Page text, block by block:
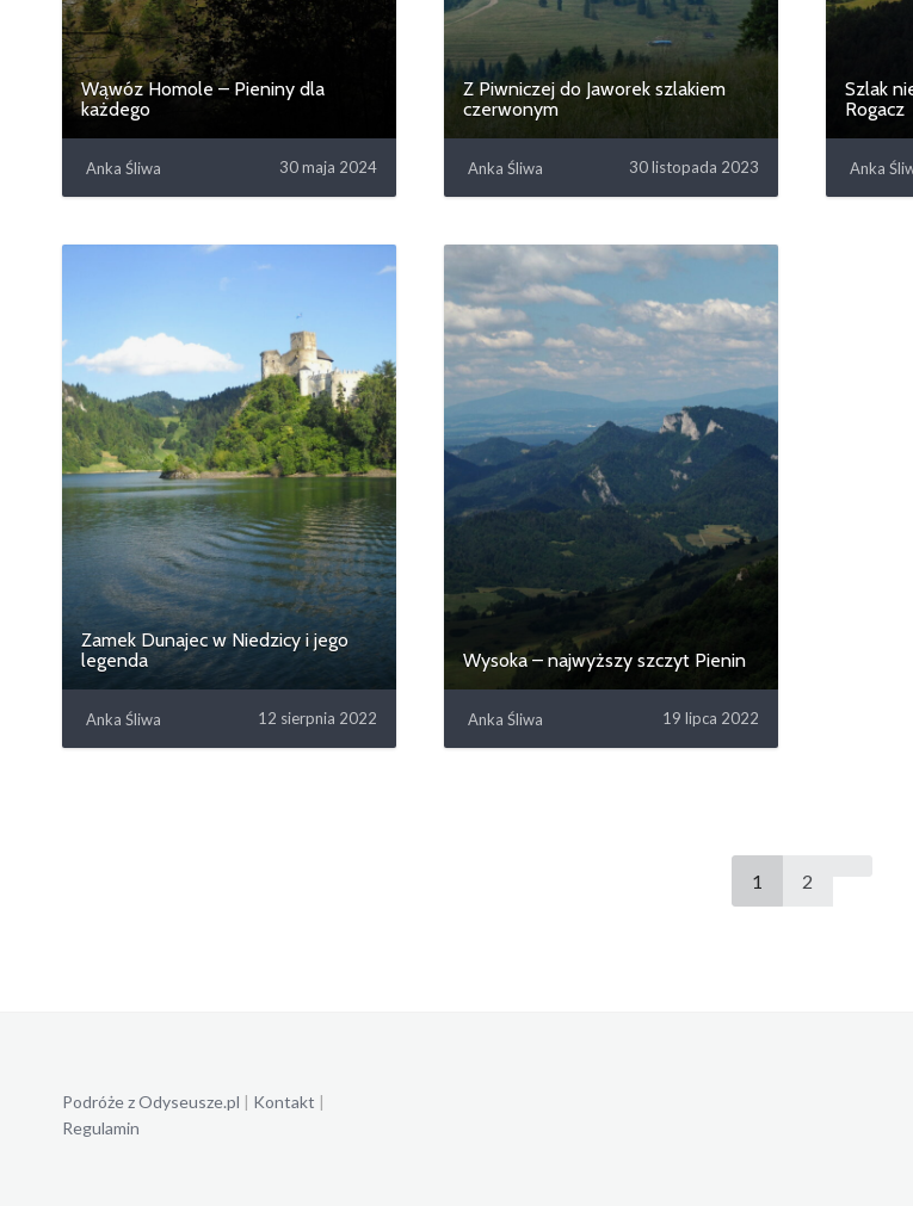
Wąwóz Homole – Pieniny dla
każdego
Anka Śliwa 30 maja 2024
Z Piwniczej do Jaworek szlakiem
czerwonym
Anka Śliwa 30 listopada 2023
Szlak
Rogacz
Anka
Zamek Dunajec w Niedzicy i jego
legenda
Anka Śliwa 12 sierpnia 2022
Wysoka – najwyższy szczyt Pienin
Anka Śliwa 19 lipca 2022
1 2
Podróże z Odyseusze.pl | Kontakt |
Regulamin